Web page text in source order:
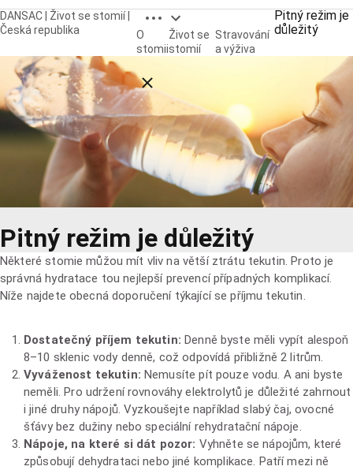
DANSAC | Život se stomií |
Česká republika
Open breadcrumbs
Close breadcrumbs
O
stomii
Život se
stomií
Stravování
a výživa
Pitný režim je
důležitý
Pitný režim je důležitý
Některé stomie můžou mít vliv na větší ztrátu tekutin. Proto je
správná hydratace tou nejlepší prevencí případných komplikací.
Níže najdete obecná doporučení týkající se příjmu tekutin.
Dostatečný příjem tekutin: Denně byste měli vypít alespoň
8–10 sklenic vody denně, což odpovídá přibližně 2 litrům.
Vyváženost tekutin: Nemusíte pít pouze vodu. A ani byste
neměli. Pro udržení rovnováhy elektrolytů je důležité zahrnout
i jiné druhy nápojů. Vyzkoušejte například slabý čaj, ovocné
šťávy bez dužiny nebo speciální rehydratační nápoje.
Nápoje, na které si dát pozor: Vyhněte se nápojům, které
způsobují dehydrataci nebo jiné komplikace. Patří mezi ně